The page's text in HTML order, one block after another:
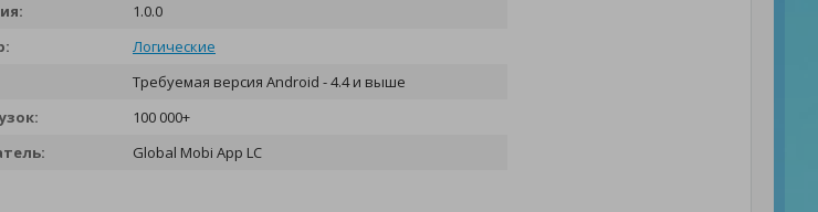
1.0.0
Логические
Требуемая версия Android - 4.4 и выше
100 000+
Global Mobi App LC